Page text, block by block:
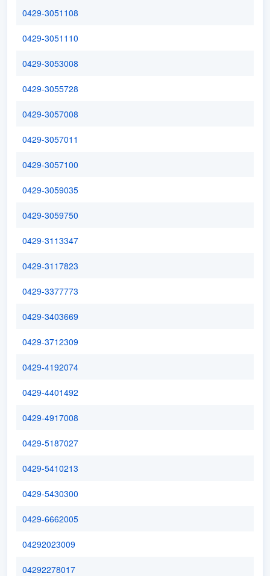
0429-3051108
0429-3051110
0429-3053008
0429-3055728
0429-3057008
0429-3057011
0429-3057100
0429-3059035
0429-3059750
0429-3113347
0429-3117823
0429-3377773
0429-3403669
0429-3712309
0429-4192074
0429-4401492
0429-4917008
0429-5187027
0429-5410213
0429-5430300
0429-6662005
04292023009
04292278017